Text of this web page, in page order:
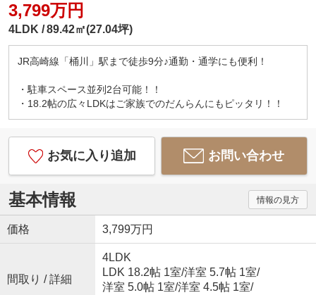
3,799万円
4LDK 89.42㎡(27.04坪)
JR高崎線「桶川」駅まで徒歩9分♪通勤・通学にも便利！
・駐車スペース並列2台可能！！
・18.2帖の広々LDKはご家族でのだんらんにもピッタリ！！
お気に入り追加 お問い合わせ
基本情報 情報の見方
価格 3,799万円
間取り / 詳細
4LDK
LDK 18.2帖 1室/洋室 5.7帖 1室/
洋室 5.0帖 1室/洋室 4.5帖 1室/